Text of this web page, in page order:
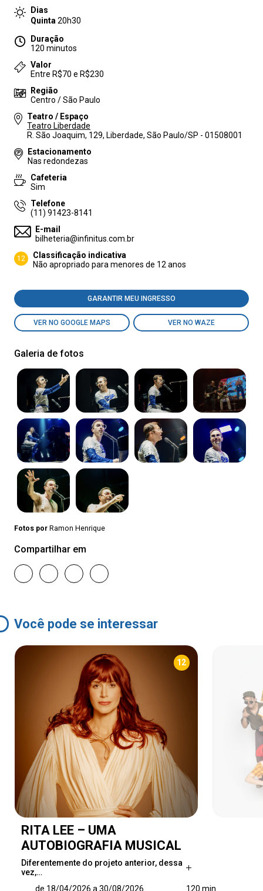
Dias
Quinta 20h30
Duração
120 minutos
Valor
Entre R$70 e R$230
Região
Centro / São Paulo
Teatro / Espaço
Teatro Liberdade
R. São Joaquim, 129, Liberdade, São Paulo/SP - 01508001
Estacionamento
Nas redondezas
Cafeteria
Sim
Telefone
(11) 91423-8141
E-mail
bilheteria@infinitus.com.br
12
Classificação indicativa
Não apropriado para menores de 12 anos
GARANTIR MEU INGRESSO
VER NO GOOGLE MAPS VER NO WAZE
Galeria de fotos
Fotos por Ramon Henrique
Compartilhar em
Você pode se interessar
12
RITA LEE – UMA
AUTOBIOGRAFIA MUSICAL
Diferentemente do projeto anterior, dessa
vez,…
de 18/04/2026 a 30/08/2026
120 min